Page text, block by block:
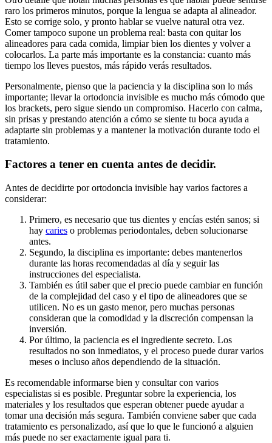
raro los primeros minutos, porque la lengua se adapta al alineador.
Esto se corrige solo, y pronto hablar se vuelve natural otra vez.
Comer tampoco supone un problema real: basta con quitar los
alineadores para cada comida, limpiar bien los dientes y volver a
colocarlos. La parte más importante es la constancia: cuanto más
tiempo los lleves puestos, más rápido verás resultados.
Personalmente, pienso que la paciencia y la disciplina son lo más
importante; llevar la ortodoncia invisible es mucho más cómodo que
los brackets, pero sigue siendo un compromiso. Hacerlo con calma,
sin prisas y prestando atención a cómo se siente tu boca ayuda a
adaptarte sin problemas y a mantener la motivación durante todo el
tratamiento.
Factores a tener en cuenta antes de decidir.
Antes de decidirte por ortodoncia invisible hay varios factores a
considerar:
Primero, es necesario que tus dientes y encías estén sanos; si
hay caries o problemas periodontales, deben solucionarse
antes.
Segundo, la disciplina es importante: debes mantenerlos
durante las horas recomendadas al día y seguir las
instrucciones del especialista.
También es útil saber que el precio puede cambiar en función
de la complejidad del caso y el tipo de alineadores que se
utilicen. No es un gasto menor, pero muchas personas
consideran que la comodidad y la discreción compensan la
inversión.
Por último, la paciencia es el ingrediente secreto. Los
resultados no son inmediatos, y el proceso puede durar varios
meses o incluso años dependiendo de la situación.
Es recomendable informarse bien y consultar con varios
especialistas si es posible. Preguntar sobre la experiencia, los
materiales y los resultados que esperan obtener puede ayudar a
tomar una decisión más segura. También conviene saber que cada
tratamiento es personalizado, así que lo que le funcionó a alguien
más puede no ser exactamente igual para ti.